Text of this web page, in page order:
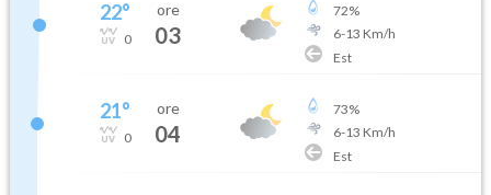
22°
0
ore
03
72%
6-13 Km/h
Est
21°
0
ore
04
73%
6-13 Km/h
Est